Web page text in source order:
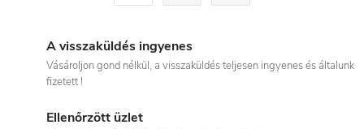
A visszaküldés ingyenes
Vásároljon gond nélkül, a visszaküldés teljesen ingyenes és általunk
fizetett !
Ellenőrzött üzlet